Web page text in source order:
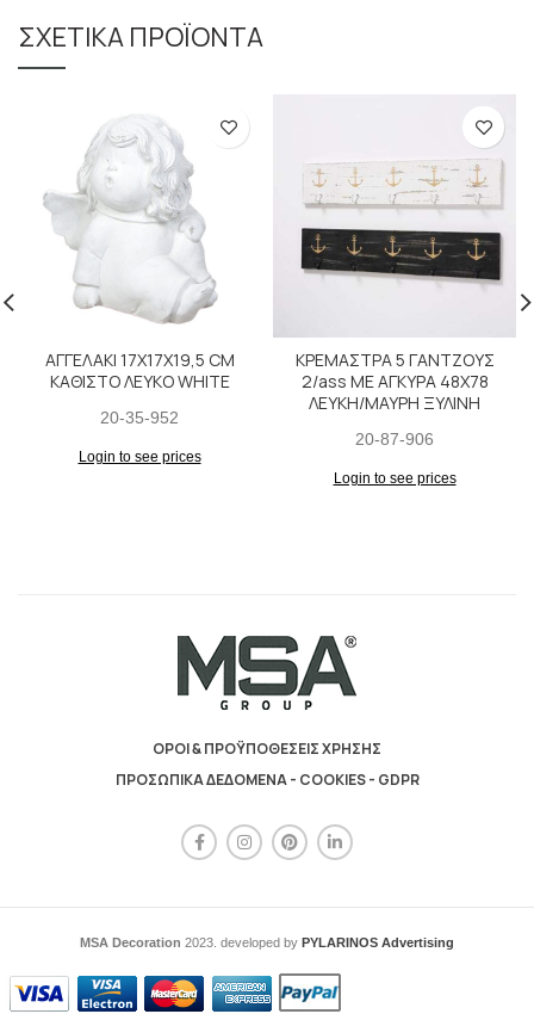
ΣΧΕΤΙΚΆ ΠΡΟΪΌΝΤΑ
ΑΓΓΕΛΑΚΙ 17Χ17Χ19,5 CM
ΚΑΘΙΣΤΟ ΛΕΥΚΟ WHITE
20-35-952
Login to see prices
ΚΡΕΜΑΣΤΡΑ 5 ΓΑΝΤΖΟΥΣ
2/ass ΜΕ ΑΓΚΥΡΑ 48Χ78
ΛΕΥΚΗ/ΜΑΥΡΗ ΞΥΛΙΝΗ
20-87-906
Login to see prices
ΟΡΟΙ & ΠΡΟΫΠΟΘΕΣΕΙΣ ΧΡΗΣΗΣ
ΠΡΟΣΩΠΙΚΑ ΔΕΔΟΜΕΝΑ - COOKIES - GDPR
MSA Decoration 2023. developed by PYLARINOS Advertising